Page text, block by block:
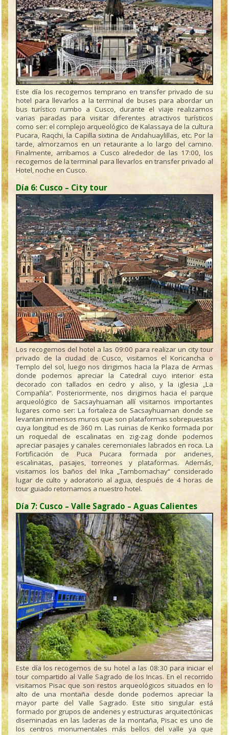
Este día los recogemos temprano en transfer privado de su
hotel para llevarlos a la terminal de buses para abordar un
bus turístico rumbo a Cusco, durante el viaje realizamos
varias paradas para visitar diferentes atractivos turísticos
como ser: el complejo arqueológico de Kalassaya de la cultura
Pucara, Raqchi, la Capilla sixtina de Andahuaylillas, etc. Por la
tarde, almorzamos en un retaurante a lo largo del camino.
Finalmente, arribamos a Cusco alrededor de las 17:00, los
recogemos de la terminal para llevarlos en transfer privado al
Hotel, noche en Cusco.
Día 6: Cusco – City tour
Los recogemos del hotel a las 09:00 para realizar un city tour
privado de la ciudad de Cusco, visitamos el Koricancha o
Templo del sol, luego nos dirigimos hacia la Plaza de Armas
donde podemos apreciar la Catedral cuyo interior esta
decorado con tallados en cedro y aliso, y la iglesia „La
Compañía“. Posteriormente, nos dirigimos hacia el parque
arqueológico de Sacsayhuaman allí visitamos importantes
lugares como ser: La fortaleza de Sacsayhuaman donde se
levantan inmensos muros que son plataformas sobrepuestas
cuya longitud es de 360 m. Las ruinas de Kenko formada por
un roquedal de escalinatas en zig-zag donde podemos
apreciar pasajes y canales ceremoniales labrados en roca. La
Fortificación de Puca Pucara formada por andenes,
escalinatas, pasajes, torreones y plataformas. Además,
visitamos los baños del Inka „Tambomachay“ considerado
lugar de culto y adoratorio al agua, después de 4 horas de
tour guiado retornamos a nuestro hotel.
Día 7: Cusco – Valle Sagrado – Aguas Calientes
Este día los recogemos de su hotel a las 08:30 para iniciar el
tour compartido al Valle Sagrado de los Incas. En el recorrido
visitamos Pisac que son restos arqueológicos situados en lo
alto de una montaña desde donde podemos apreciar la
mayor parte del Valle Sagrado. Este sitio singular está
formado por grupos de andenes y estructuras arquitectónicas
diseminadas en las laderas de la montaña, Pisac es uno de
los centros monumentales más bellos del valle ya que